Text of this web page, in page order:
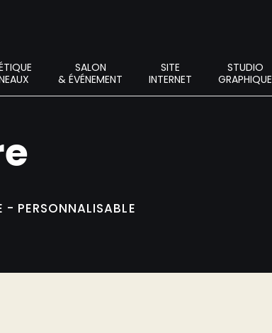
SALON
& ÉVÉNEMENT
SITE
INTERNET
STUDIO
GRAPHIQUE
PERSONNALISABLE